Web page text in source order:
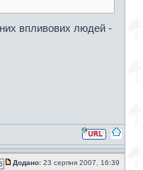
впливових людей -
Додано: 23 серпня 2007, 16:39